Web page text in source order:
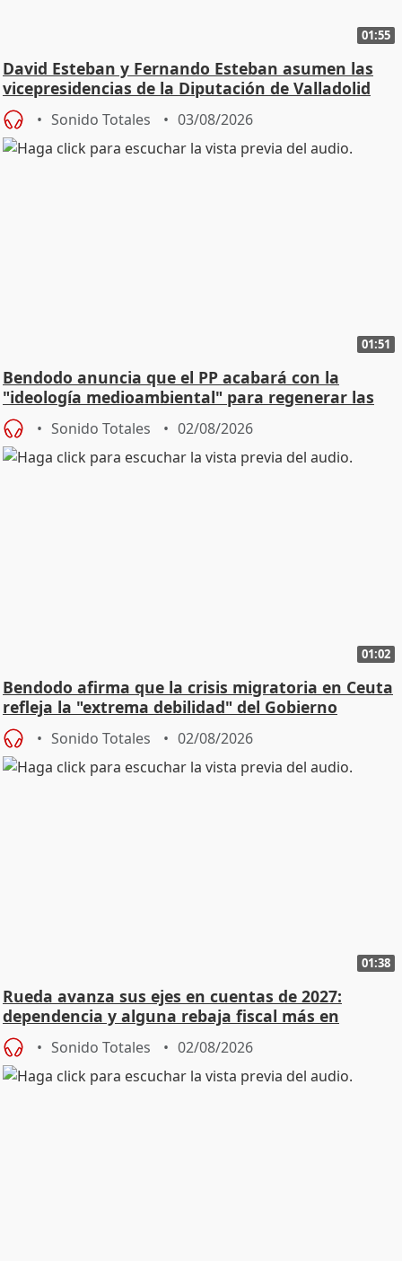
01:55
David Esteban y Fernando Esteban asumen las
vicepresidencias de la Diputación de Valladolid
Sonido Totales 03/08/2026
01:51
Bendodo anuncia que el PP acabará con la
"ideología medioambiental" para regenerar las
playas
Sonido Totales 02/08/2026
01:02
Bendodo afirma que la crisis migratoria en Ceuta
refleja la "extrema debilidad" del Gobierno
Sonido Totales 02/08/2026
01:38
Rueda avanza sus ejes en cuentas de 2027:
dependencia y alguna rebaja fiscal más en
vivienda
Sonido Totales 02/08/2026